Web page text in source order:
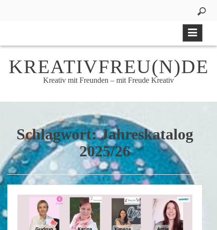
KREATIVFREU(N)DE
Kreativ mit Freunden – mit Freude Kreativ
Schlagwort:Jahreskatalog
2025/26